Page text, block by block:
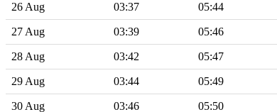
26 Aug 03:37 05:44
27 Aug 03:39 05:46
28 Aug 03:42 05:47
29 Aug 03:44 05:49
30 Aug 03:46 05:50